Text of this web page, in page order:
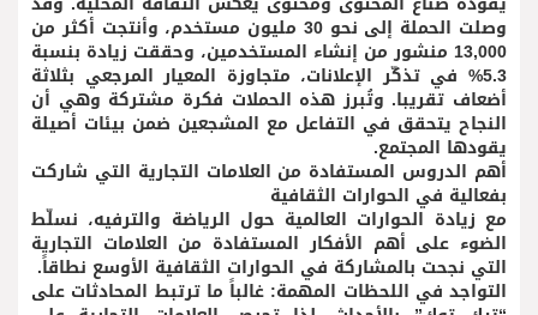
وصلت الحملة إلى نحو 30 مليون مستخدم، وأنتجت أكثر من
13,000 منشور من إنشاء المستخدمين، وحققت زيادة بنسبة
5.3% في تذكّر الإعلانات، متجاوزة المعيار المرجعي بثلاثة
أضعاف تقريبا. وتُبرز هذه الحملات فكرة مشتركة وهي أن
النجاح يتحقق في التفاعل مع المشجعين ضمن بيئات أصيلة
يقودها المجتمع.
أهم الدروس المستفادة من العلامات التجارية التي شاركت
بفعالية في الحوارات الثقافية
مع زيادة الحوارات العالمية حول الرياضة والترفيه، نسلّط
الضوء على أهم الأفكار المستفادة من العلامات التجارية
التي نجحت بالمشاركة في الحوارات الثقافية الأوسع نطاقاً.
التواجد في اللحظات المهمة: غالباً ما ترتبط المحادثات على